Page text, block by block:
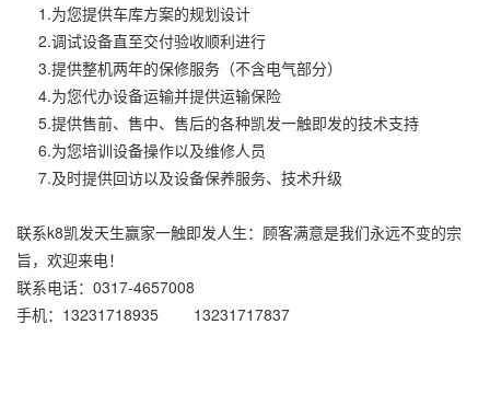
1.为您提供车库方案的规划设计
2.调试设备直至交付验收顺利进行
3.提供整机两年的保修服务（不含电气部分）
4.为您代办设备运输并提供运输保险
5.提供售前、售中、售后的各种凯发一触即发的技术支持
6.为您培训设备操作以及维修人员
7.及时提供回访以及设备保养服务、技术升级
联系k8凯发天生赢家一触即发人生：顾客满意是我们永远不变的宗
旨，欢迎来电！
联系电话：0317-4657008
手机：13231718935 13231717837